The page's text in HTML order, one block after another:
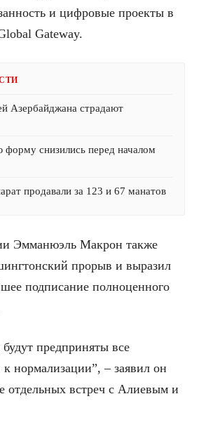
и цифровые проекты в
Gateway.
Азербайджана страдают
снизились перед началом
продавали за 123 и 67 манатов
Эмманюэль Макрон также
прорыв и выразил
подписание полноценного
предприняты все
нормализации”, – заявил он
отдельных встреч с Алиевым и